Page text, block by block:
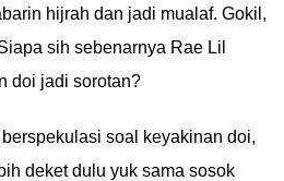
hijrah dan jadi mualaf. Gokil,
sih sebenarnya Rae Lil
doi jadi sorotan?
soal keyakinan doi,
deket dulu yuk sama sosok